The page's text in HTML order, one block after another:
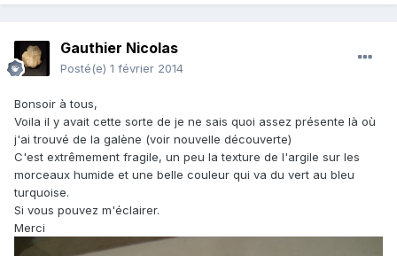
Gauthier Nicolas
Posté(e) 1 février 2014
Bonsoir à tous,
Voila il y avait cette sorte de je ne sais quoi assez présente là où
j'ai trouvé de la galène (voir nouvelle découverte)
C'est extrêmement fragile, un peu la texture de l'argile sur les
morceaux humide et une belle couleur qui va du vert au bleu
turquoise.
Si vous pouvez m'éclairer.
Merci